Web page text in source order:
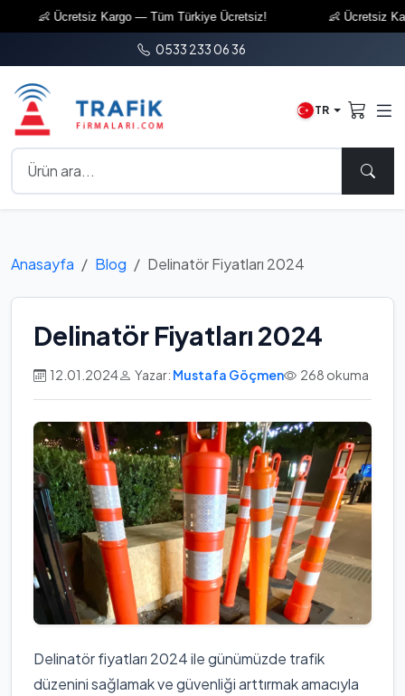
👶 Ücretsiz Kargo — Tüm Türkiye Ücretsiz! 👶 Ücretsiz
0533 233 06 36
TR
Anasayfa Blog Delinatör Fiyatları 2024
Delinatör Fiyatları 2024
12.01.2024 Yazar: Mustafa Göçmen 268 okuma
Delinatör fiyatları 2024 ile günümüzde trafik
düzenini sağlamak ve güvenliği arttırmak amacıyla